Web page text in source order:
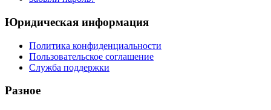
Юридическая информация
Политика конфиденциальности
Пользовательское соглашение
Служба поддержки
Разное